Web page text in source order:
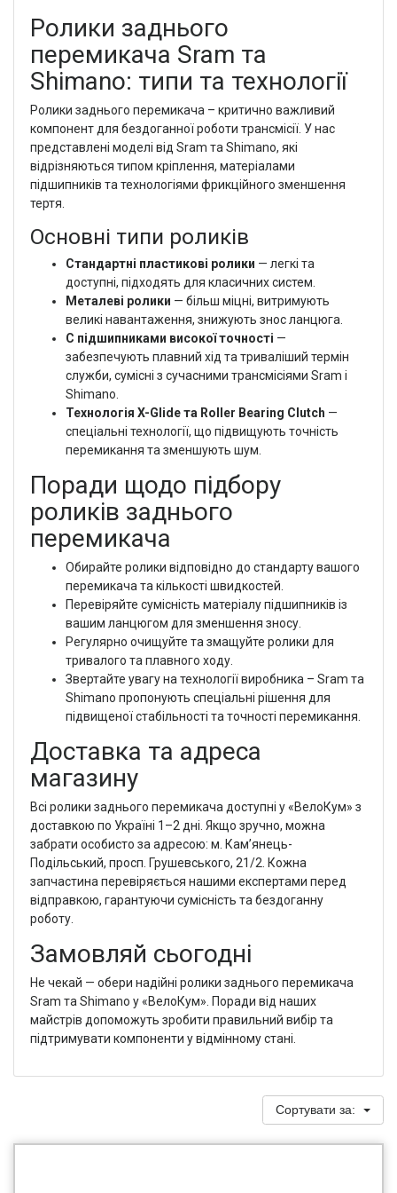
Ролики заднього
перемикача Sram та
Shimano: типи та технології
Ролики заднього перемикача – критично важливий
компонент для бездоганної роботи трансмісії. У нас
представлені моделі від Sram та Shimano, які
відрізняються типом кріплення, матеріалами
підшипників та технологіями фрикційного зменшення
тертя.
Основні типи роликів
Стандартні пластикові ролики — легкі та
доступні, підходять для класичних систем.
Металеві ролики — більш міцні, витримують
великі навантаження, знижують знос ланцюга.
С підшипниками високої точності —
забезпечують плавний хід та триваліший термін
служби, сумісні з сучасними трансмісіями Sram і
Shimano.
Технологія X-Glide та Roller Bearing Clutch —
спеціальні технології, що підвищують точність
перемикання та зменшують шум.
Поради щодо підбору
роликів заднього
перемикача
Обирайте ролики відповідно до стандарту вашого
перемикача та кількості швидкостей.
Перевіряйте сумісність матеріалу підшипників із
вашим ланцюгом для зменшення зносу.
Регулярно очищуйте та змащуйте ролики для
тривалого та плавного ходу.
Звертайте увагу на технології виробника – Sram та
Shimano пропонують спеціальні рішення для
підвищеної стабільності та точності перемикання.
Доставка та адреса
магазину
Всі ролики заднього перемикача доступні у «ВелоКум» з
доставкою по Україні 1–2 дні. Якщо зручно, можна
забрати особисто за адресою: м. Кам’янець-
Подільський, просп. Грушевського, 21/2. Кожна
запчастина перевіряється нашими експертами перед
відправкою, гарантуючи сумісність та бездоганну
роботу.
Замовляй сьогодні
Не чекай — обери надійні ролики заднього перемикача
Sram та Shimano у «ВелоКум». Поради від наших
майстрів допоможуть зробити правильний вибір та
підтримувати компоненти у відмінному стані.
Сортувати за: